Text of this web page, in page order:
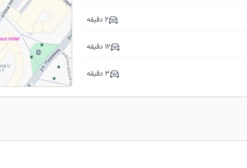
2 دقیقه
12 دقیقه
3 دقیقه